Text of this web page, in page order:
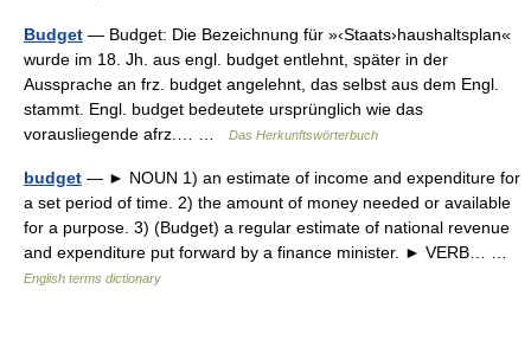
Budget — Budget: Die Bezeichnung für »‹Staats›haushaltsplan«
wurde im 18. Jh. aus engl. budget entlehnt, später in der
Aussprache an frz. budget angelehnt, das selbst aus dem Engl.
stammt. Engl. budget bedeutete ursprünglich wie das
vorausliegende afrz.… …
Das Herkunftswörterbuch
budget — ► NOUN 1) an estimate of income and expenditure for
a set period of time. 2) the amount of money needed or available
for a purpose. 3) (Budget) a regular estimate of national revenue
and expenditure put forward by a finance minister. ► VERB… …
English terms dictionary